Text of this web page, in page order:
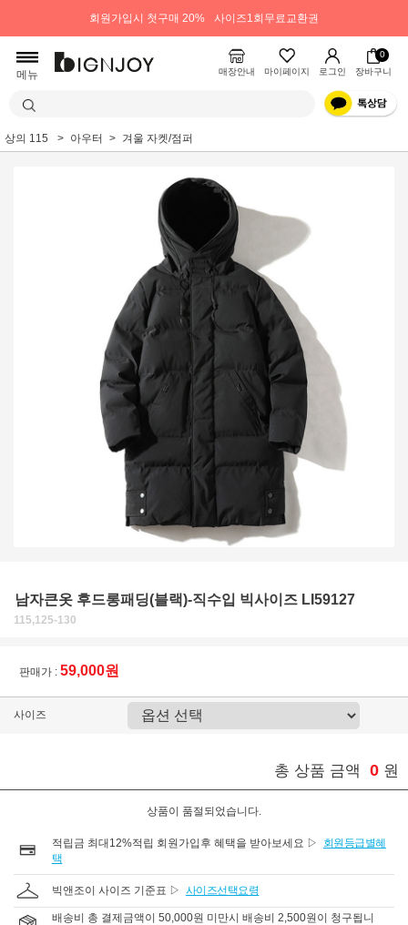
회원가입시 첫구매 20% 사이즈1회무료교환권
메뉴 매장안내 마이페이지 로그인
0
장바구니
상의 115 아우터 겨울 자켓/점퍼
남자큰옷 후드롱패딩(블랙)-직수입 빅사이즈 LI59127
115,125-130
판매가 : 59,000원
사이즈
총 상품 금액 0 원
상품이 품절되었습니다.
적립금 최대12%적립 회원가입후 혜택을 받아보세요 ▷
회원등급별혜
택
빅앤조이 사이즈 기준표 ▷ 사이즈선택요령
배송비 총 결제금액이 50,000원 미만시 배송비 2,500원이 청구됩니